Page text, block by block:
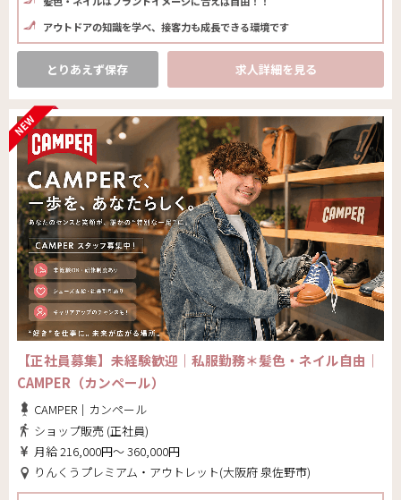
アウトドアの知識を学べ、接客力も成長できる環境です
とりあえず保存 求人詳細を見る
【正社員募集】未経験歓迎｜私服勤務＊髪色・ネイル自由｜
CAMPER（カンペール）
CAMPER｜カンペール
ショップ販売 (正社員)
月給 216,000円～ 360,000円
りんくうプレミアム・アウトレット(大阪府 泉佐野市)